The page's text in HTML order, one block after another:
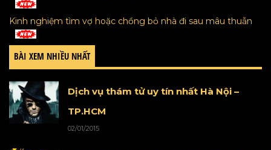
Kinh nghiệm tìm vợ hoặc chồng bỏ nhà đi sau mâu thuẫn
BÀI XEM NHIỀU NHẤT
Dịch vụ thám tử uy tín nhất Hà Nội –
TP.HCM
02/01/2015